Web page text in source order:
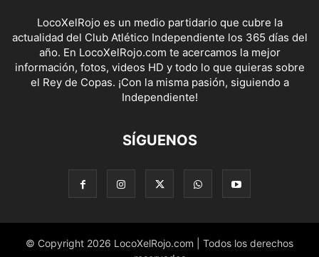
LocoXelRojo es un medio partidario que cubre la
actualidad del Club Atlético Independiente los 365 días del
año. En LocoXelRojo.com te acercamos la mejor
información, fotos, videos HD y todo lo que quieras sobre
el Rey de Copas. ¡Con la misma pasión, siguiendo a
Independiente!
SÍGUENOS
© Copyright 2026 LocoXelRojo.com | Todos los derechos